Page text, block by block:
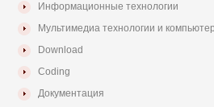
Информационные технологии
Мультимедиа технологии и
Download
Coding
Документация